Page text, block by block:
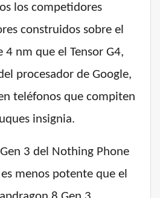
los competidores
construidos sobre el
4 nm que el Tensor G4,
procesador de Google,
teléfonos que compiten
insignia.
3 del Nothing Phone
menos potente que el